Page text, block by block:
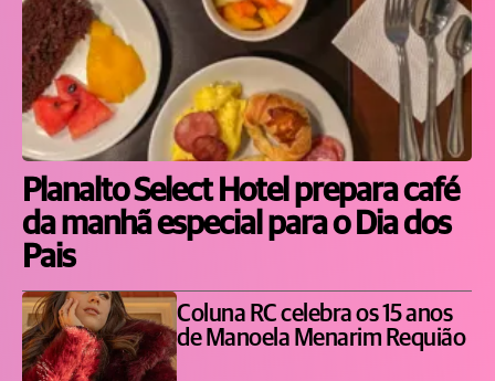
Planalto Select Hotel prepara café
da manhã especial para o Dia dos
Pais
Coluna RC celebra os 15 anos
de Manoela Menarim Requião